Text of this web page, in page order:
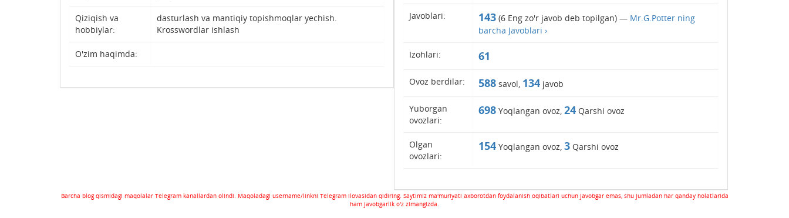
Qiziqish va
hobbiylar:
dasturlash va mantiqiy topishmoqlar yechish.
Krosswordlar ishlash
O'zim haqimda:
Javoblari: 143(6Eng zo'r javob deb topilgan) — Mr.G.Potter ning
barcha Javoblari ›
Izohlari: 61
Ovoz berdilar: 588savol, 134javob
Yuborgan
ovozlari:
698Yoqlangan ovoz, 24Qarshi ovoz
Olgan
ovozlari:
154Yoqlangan ovoz, 3Qarshi ovoz
Barcha blog qismidagi maqolalar Telegram kanallardan olindi. Maqoladagi username/linkni Telegram ilovasidan qidiring. Saytimiz ma'muriyati axborotdan foydalanish oqibatlari uchun javobgar emas, shu jumladan har qanday holatlarida
ham javobgarlik o'z zimangizda.